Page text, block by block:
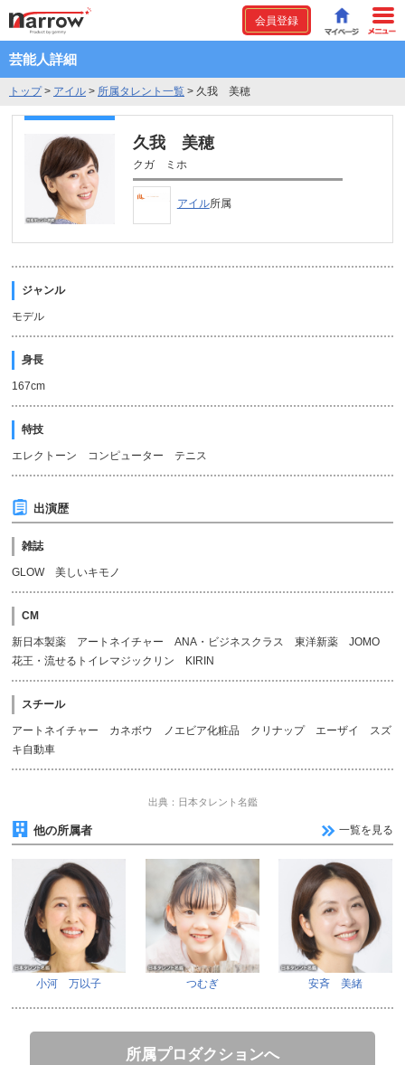
会員登録
芸能人詳細
トップ> アイル > 所属タレント一覧 > 久我 美穂
久我 美穂
クガ ミホ
アイル所属
ジャンル
モデル
身長
167cm
特技
エレクトーン コンピューター テニス
出演歴
雑誌
GLOW 美しいキモノ
CM
新日本製薬 アートネイチャー ANA・ビジネスクラス 東洋新薬 JOMO
花王・流せるトイレマジックリン KIRIN
スチール
アートネイチャー カネボウ ノエビア化粧品 クリナップ エーザイ スズ
キ自動車
出典：日本タレント名鑑
他の所属者 一覧を見る
小河 万以子 つむぎ 安斉 美緒
所属プロダクションへ